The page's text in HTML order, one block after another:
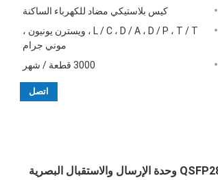
كيس بلاستيكي مضاد للكهرباء الساكنة
L / C ، D / A ، D / P ، T / T ، ويسترن يونيون ،
موني جرام
3000 قطعة / شهر
اتصل